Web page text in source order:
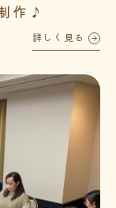
作♪
詳しく見る